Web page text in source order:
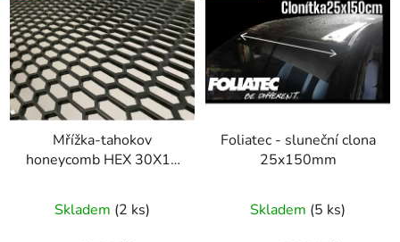
Mřížka-tahokov
honeycomb HEX 30X12
Skladem (2 ks)
Foliatec - sluneční clona
25x150mm
Skladem (5 ks)